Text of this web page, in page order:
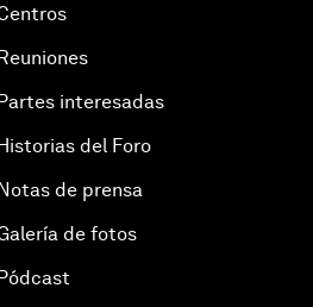
interesadas
del Foro
de prensa
de fotos